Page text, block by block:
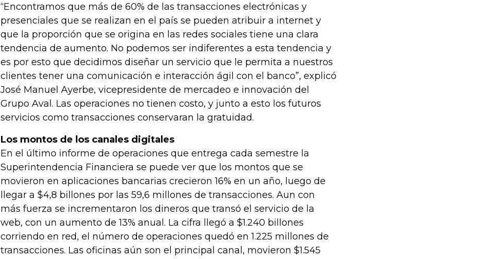
“Encontramos que más de 60% de las transacciones electrónicas y
presenciales que se realizan en el país se pueden atribuir a internet y
que la proporción que se origina en las redes sociales tiene una clara
tendencia de aumento. No podemos ser indiferentes a esta tendencia y
es por esto que decidimos diseñar un servicio que le permita a nuestros
clientes tener una comunicación e interacción ágil con el banco”, explicó
José Manuel Ayerbe, vicepresidente de mercadeo e innovación del
Grupo Aval. Las operaciones no tienen costo, y junto a esto los futuros
servicios como transacciones conservaran la gratuidad.
Los montos de los canales digitales
En el último informe de operaciones que entrega cada semestre la
Superintendencia Financiera se puede ver que los montos que se
movieron en aplicaciones bancarias crecieron 16% en un año, luego de
llegar a $4,8 billones por las 59,6 millones de transacciones. Aun con
más fuerza se incrementaron los dineros que transó el servicio de la
web, con un aumento de 13% anual. La cifra llegó a $1.240 billones
corriendo en red, el número de operaciones quedó en 1.225 millones de
transacciones. Las oficinas aún son el principal canal, movieron $1.545